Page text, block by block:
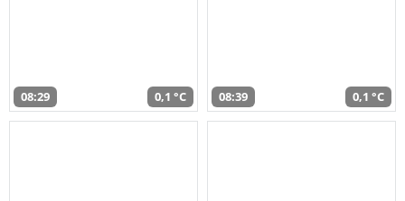
08:29 0,1 °C 08:39 0,1 °C